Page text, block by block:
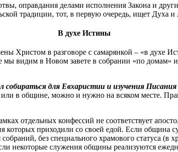
оправдания делами исполнения Закона и
традиции, тот, в первую очередь, ищет
В духе Истины
Христом в разговоре с самарянкой – «в духе
видим в Новом завете в собрании «по домам»
собираться для Евхаристии и изучения
в общине, можно и нужно на всяком месте.
отдельных конфессий не соответствует
приходили со своей едой. Если община
без специального храмового статуса
некоторые служения общины реализуются